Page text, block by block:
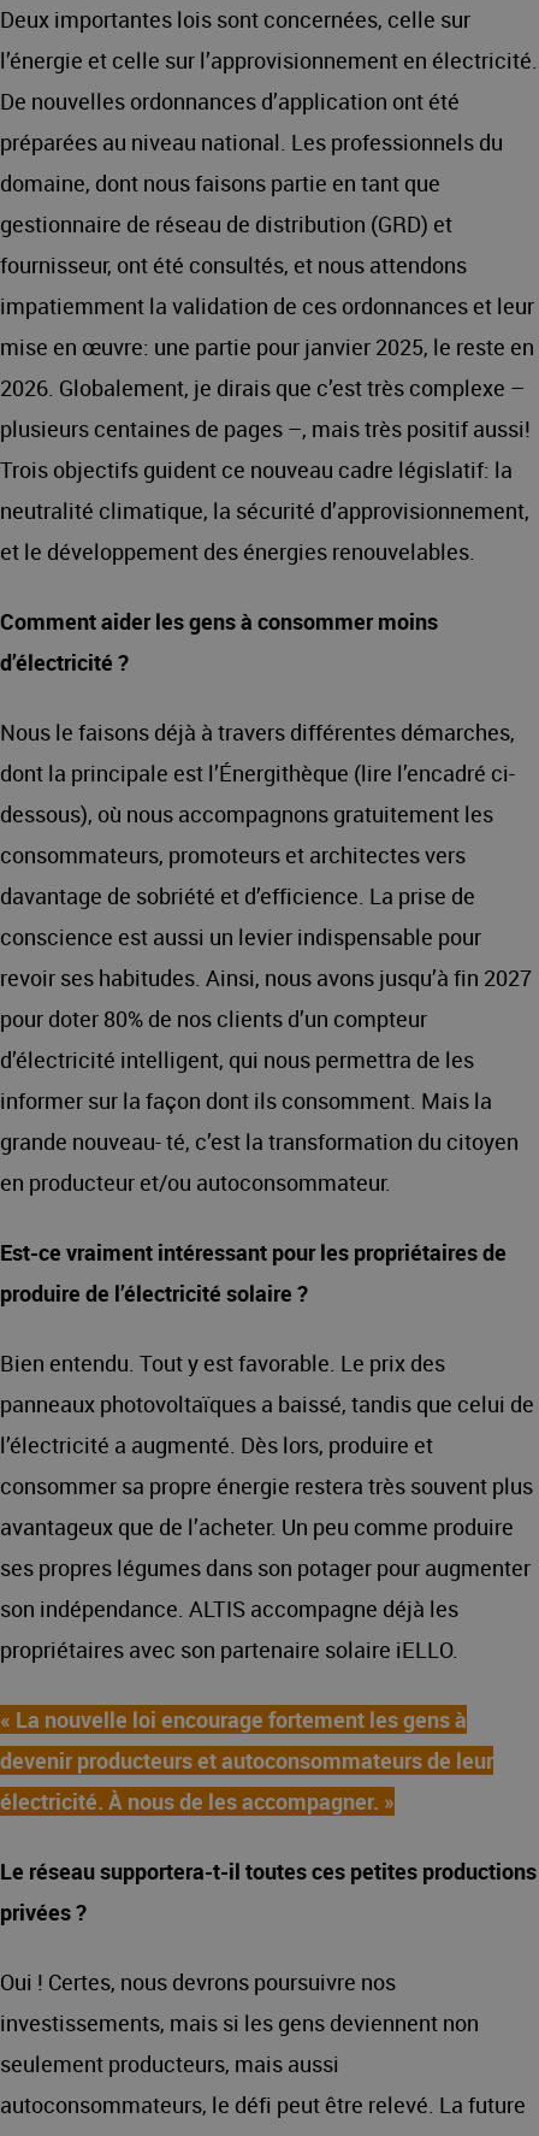
Deux importantes lois sont concernées, celle sur
l’énergie et celle sur l’approvisionnement en électricité.
De nouvelles ordonnances d’application ont été
préparées au niveau national. Les professionnels du
domaine, dont nous faisons partie en tant que
gestionnaire de réseau de distribution (GRD) et
fournisseur, ont été consultés, et nous attendons
impatiemment la validation de ces ordonnances et leur
mise en œuvre: une partie pour janvier 2025, le reste en
2026. Globalement, je dirais que c’est très complexe –
plusieurs centaines de pages –, mais très positif aussi!
Trois objectifs guident ce nouveau cadre législatif: la
neutralité climatique, la sécurité d’approvisionnement,
et le développement des énergies renouvelables.
Comment aider les gens à consommer moins
d’électricité ?
Nous le faisons déjà à travers différentes démarches,
dont la principale est l’Énergithèque (lire l’encadré ci-
dessous), où nous accompagnons gratuitement les
consommateurs, promoteurs et architectes vers
davantage de sobriété et d’efficience. La prise de
conscience est aussi un levier indispensable pour
revoir ses habitudes. Ainsi, nous avons jusqu’à fin 2027
pour doter 80% de nos clients d’un compteur
d’électricité intelligent, qui nous permettra de les
informer sur la façon dont ils consomment. Mais la
grande nouveau- té, c’est la transformation du citoyen
en producteur et/ou autoconsommateur.
Est-ce vraiment intéressant pour les propriétaires de
produire de l’électricité solaire ?
Bien entendu. Tout y est favorable. Le prix des
panneaux photovoltaïques a baissé, tandis que celui de
l’électricité a augmenté. Dès lors, produire et
consommer sa propre énergie restera très souvent plus
avantageux que de l’acheter. Un peu comme produire
ses propres légumes dans son potager pour augmenter
son indépendance. ALTIS accompagne déjà les
propriétaires avec son partenaire solaire iELLO.
« La nouvelle loi encourage fortement les gens à
devenir producteurs et autoconsommateurs de leur
électricité. À nous de les accompagner. »
Le réseau supportera-t-il toutes ces petites productions
privées ?
Oui ! Certes, nous devrons poursuivre nos
investissements, mais si les gens deviennent non
seulement producteurs, mais aussi
autoconsommateurs, le défi peut être relevé. La future